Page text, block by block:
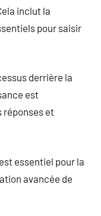
inclut la
pour saisir
derrière la
est
réponses et
essentiel pour la
avancée de